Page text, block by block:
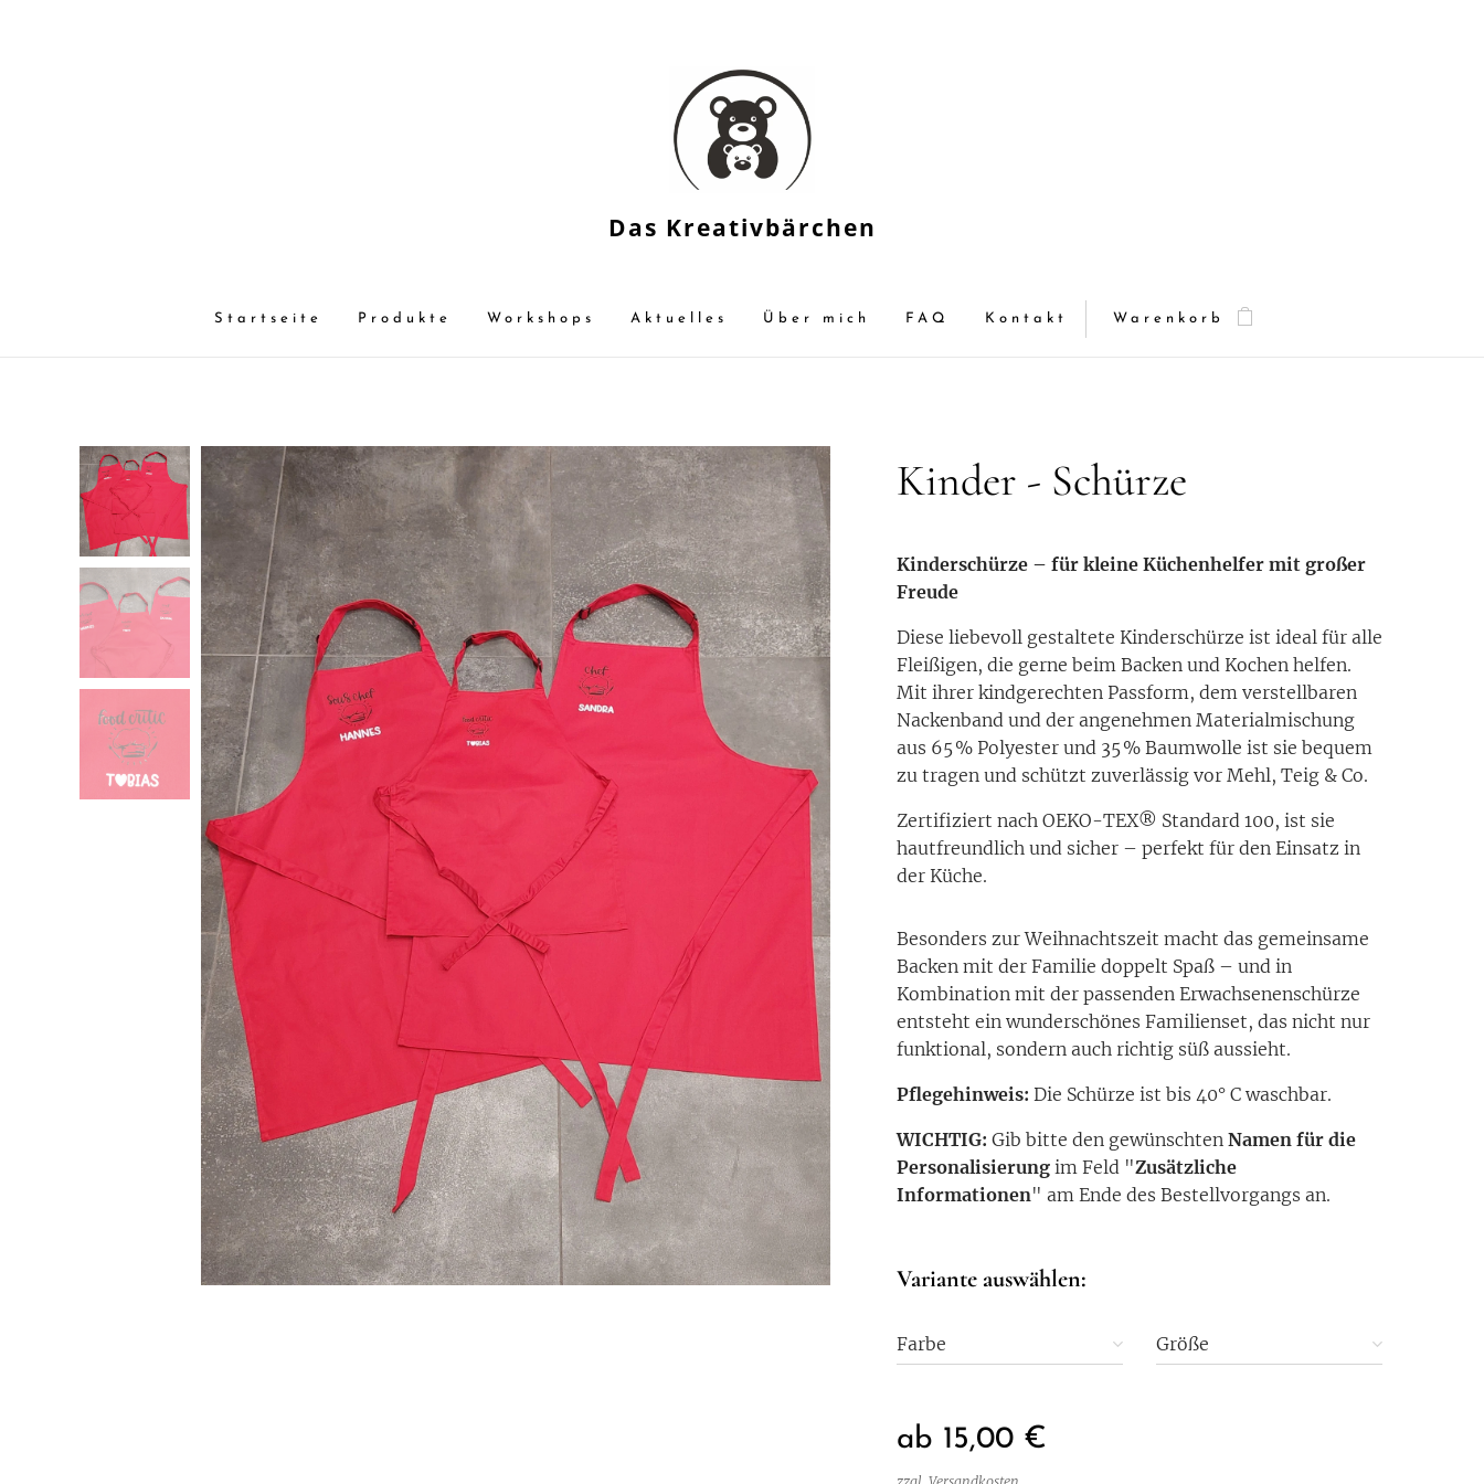
Das Kreativbärchen
Startseite Produkte Workshops Aktuelles Über mich FAQ Kontakt Warenkorb
Kinder - Schürze
Kinderschürze – für kleine Küchenhelfer mit großer
Freude
Diese liebevoll gestaltete Kinderschürze ist ideal für alle
Fleißigen, die gerne beim Backen und Kochen helfen.
Mit ihrer kindgerechten Passform, dem verstellbaren
Nackenband und der angenehmen Materialmischung
aus 65 % Polyester und 35 % Baumwolle ist sie bequem
zu tragen und schützt zuverlässig vor Mehl, Teig & Co.
Zertifiziert nach OEKO-TEX® Standard 100, ist sie
hautfreundlich und sicher – perfekt für den Einsatz in
der Küche.
Besonders zur Weihnachtszeit macht das gemeinsame
Backen mit der Familie doppelt Spaß – und in
Kombination mit der passenden Erwachsenenschürze
entsteht ein wunderschönes Familienset, das nicht nur
funktional, sondern auch richtig süß aussieht.
Pflegehinweis: Die Schürze ist bis 40° C waschbar.
WICHTIG: Gib bitte den gewünschten Namen für die
Personalisierung im Feld "Zusätzliche
Informationen" am Ende des Bestellvorgangs an.
Variante auswählen:
Farbe Größe
ab 15,00 €